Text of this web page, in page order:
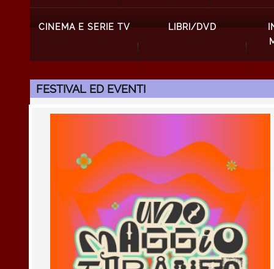
CINEMA E SERIE TV LIBRI/DVD
FESTIVAL ED EVENTI